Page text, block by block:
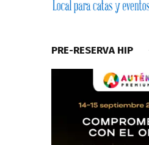
PRE-RESERVA HIP